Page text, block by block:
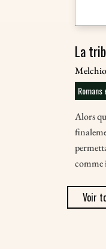
La
Alors
Voir